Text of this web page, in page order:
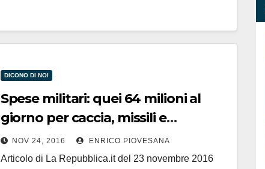
DICONO DI NOI
Spese militari: quei 64 milioni al
giorno per caccia, missili e
portaerei
NOV 24, 2016 ENRICO PIOVESANA
Articolo di La Repubblica.it del 23 novembre 2016